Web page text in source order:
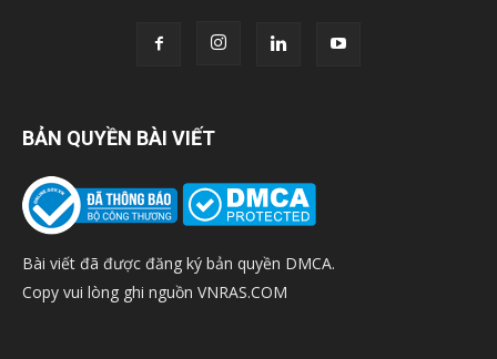
BẢN QUYỀN BÀI VIẾT
Bài viết đã được đăng ký bản quyền DMCA.
Copy vui lòng ghi nguồn VNRAS.COM